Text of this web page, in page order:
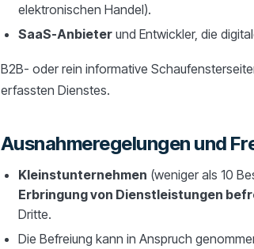
elektronischen Handel).
SaaS-Anbieterund Entwickler, die
B2B- oder rein informative
erfassten Dienstes.
Ausnahmeregelungen und
Kleinstunternehmen (weniger als 10
Erbringung von Dienstleistungen
Dritte.
Die Befreiung kann in Anspruch